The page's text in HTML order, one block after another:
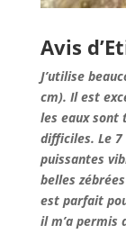
Avis
J’utilise
cm). Il est
les eaux sont
difficiles. Le 7
puissantes
belles
est parfait
il m’a permis